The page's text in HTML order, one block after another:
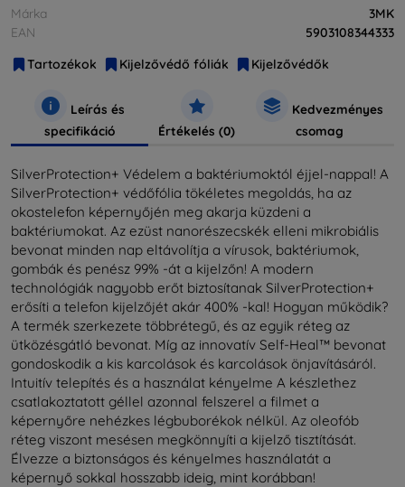
Márka
3MK
EAN
5903108344333
Tartozékok
Kijelzővédő fóliák Kijelzővédők
Leírás és
specifikáció
Értékelés (0)
Kedvezményes
csomag
SilverProtection+ Védelem a baktériumoktól éjjel-nappal! A
SilverProtection+ védőfólia tökéletes megoldás, ha az
okostelefon képernyőjén meg akarja küzdeni a
baktériumokat. Az ezüst nanorészecskék elleni mikrobiális
bevonat minden nap eltávolítja a vírusok, baktériumok,
gombák és penész 99% -át a kijelzőn! A modern
technológiák nagyobb erőt biztosítanak SilverProtection+
erősíti a telefon kijelzőjét akár 400% -kal! Hogyan működik?
A termék szerkezete többrétegű, és az egyik réteg az
ütközésgátló bevonat. Míg az innovatív Self-Heal™ bevonat
gondoskodik a kis karcolások és karcolások önjavításáról.
Intuitív telepítés és a használat kényelme A készlethez
csatlakoztatott géllel azonnal felszerel a filmet a
képernyőre nehézkes légbuborékok nélkül. Az oleofób
réteg viszont mesésen megkönnyíti a kijelző tisztítását.
Élvezze a biztonságos és kényelmes használatát a
képernyő sokkal hosszabb ideig, mint korábban!